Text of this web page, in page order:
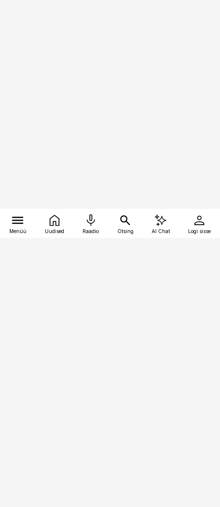
Menüü Uudised Raadio Otsing AI Chat Logi sisse